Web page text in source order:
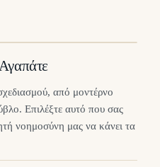
από μοντέρνο
Επιλέξτε αυτό που σας
νοημοσύνη μας να κάνει τα